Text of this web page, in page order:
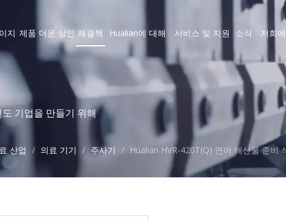
지 제품 더운 상인 해결책 Hualian에 대해 서비스 및 지원 소식 저희
기업을 만들기 위해
산업 / 의료 기기 / 주사기 / Hualian HVR-420T(Q) 연어 해산물 준비